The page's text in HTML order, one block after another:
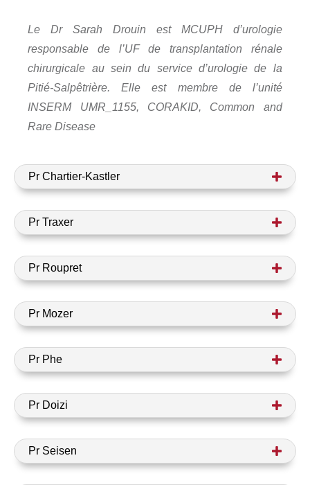
Le Dr Sarah Drouin est MCUPH d’urologie
responsable de l’UF de transplantation rénale
chirurgicale au sein du service d’urologie de la
Pitié-Salpêtrière. Elle est membre de l’unité
INSERM UMR_1155, CORAKID, Common and
Rare Disease
Pr Chartier-Kastler
Pr Traxer
Pr Roupret
Pr Mozer
Pr Phe
Pr Doizi
Pr Seisen